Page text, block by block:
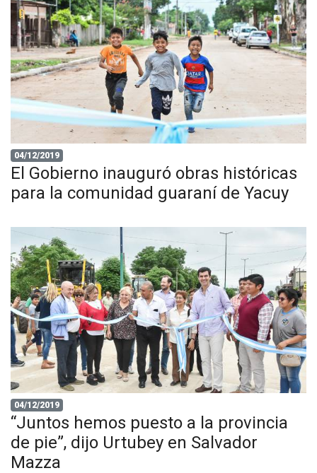
04/12/2019
El Gobierno inauguró obras históricas
para la comunidad guaraní de Yacuy
04/12/2019
“Juntos hemos puesto a la provincia
de pie”, dijo Urtubey en Salvador
Mazza